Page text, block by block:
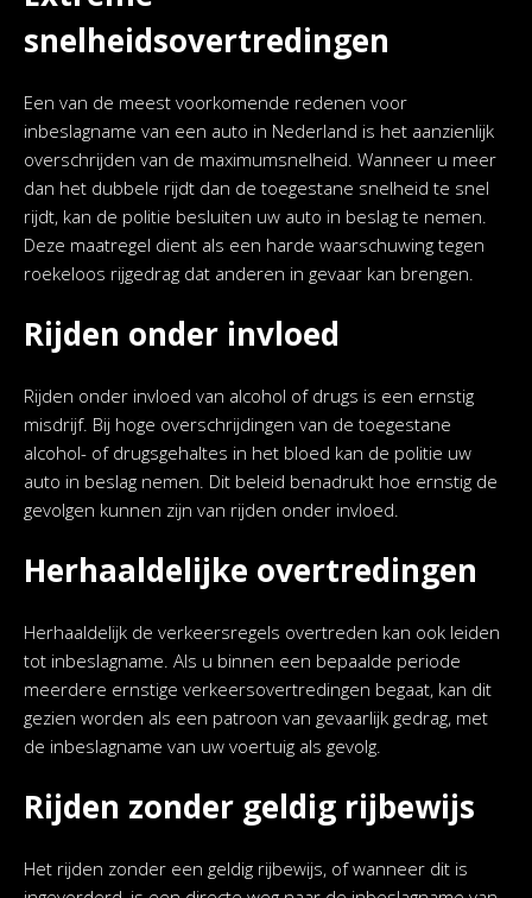
snelheidsovertredingen
Een van de meest voorkomende redenen voor
inbeslagname van een auto in Nederland is het aanzienlijk
overschrijden van de maximumsnelheid. Wanneer u meer
dan het dubbele rijdt dan de toegestane snelheid te snel
rijdt, kan de politie besluiten uw auto in beslag te nemen.
Deze maatregel dient als een harde waarschuwing tegen
roekeloos rijgedrag dat anderen in gevaar kan brengen.
Rijden onder invloed
Rijden onder invloed van alcohol of drugs is een ernstig
misdrijf. Bij hoge overschrijdingen van de toegestane
alcohol- of drugsgehaltes in het bloed kan de politie uw
auto in beslag nemen. Dit beleid benadrukt hoe ernstig de
gevolgen kunnen zijn van rijden onder invloed.
Herhaaldelijke overtredingen
Herhaaldelijk de verkeersregels overtreden kan ook leiden
tot inbeslagname. Als u binnen een bepaalde periode
meerdere ernstige verkeersovertredingen begaat, kan dit
gezien worden als een patroon van gevaarlijk gedrag, met
de inbeslagname van uw voertuig als gevolg.
Rijden zonder geldig rijbewijs
Het rijden zonder een geldig rijbewijs, of wanneer dit is